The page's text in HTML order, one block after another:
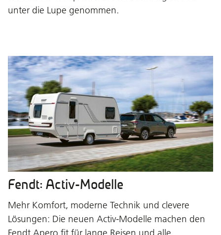
unter die Lupe genommen.
Fendt: Activ-Modelle
Mehr Komfort, moderne Technik und clevere
Lösungen: Die neuen Activ-Modelle machen den
Fendt Apero fit für lange Reisen und alle